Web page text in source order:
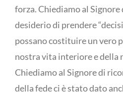
forza. Chiediamo al
desiderio di prendere
possano costituire un vero
nostra vita interiore e della
Chiediamo al Signore di
della fede ci è stato dato